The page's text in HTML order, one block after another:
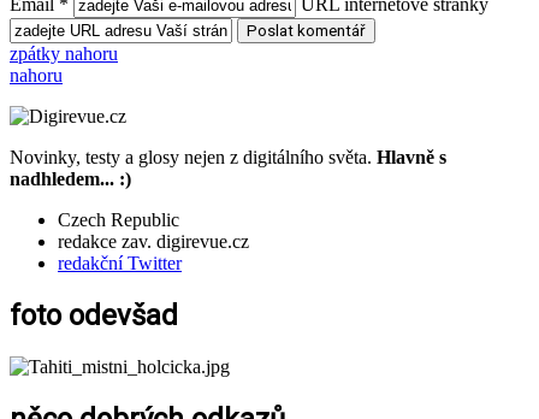
zpátky nahoru
nahoru
Novinky, testy a glosy nejen z digitálního světa. Hlavně s
nadhledem... :)
Czech Republic
redakce zav. digirevue.cz
redakční Twitter
foto odevšad